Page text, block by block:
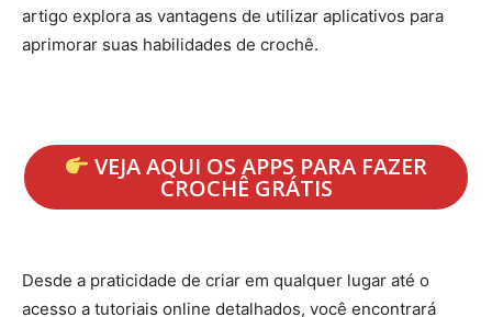
artigo explora as vantagens de utilizar aplicativos para
aprimorar suas habilidades de crochê.
VEJA AQUI OS APPS PARA FAZER
CROCHÊ GRÁTIS
Desde a praticidade de criar em qualquer lugar até o
acesso a tutoriais online detalhados, você encontrará